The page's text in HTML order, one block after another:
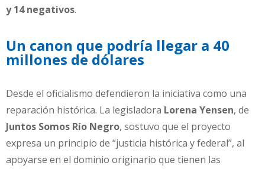
y 14 negativos.
Un canon que podría llegar a 40
millones de dólares
Desde el oficialismo defendieron la iniciativa como una
reparación histórica. La legisladora Lorena Yensen, de
Juntos Somos Río Negro, sostuvo que el proyecto
expresa un principio de “justicia histórica y federal”, al
apoyarse en el dominio originario que tienen las